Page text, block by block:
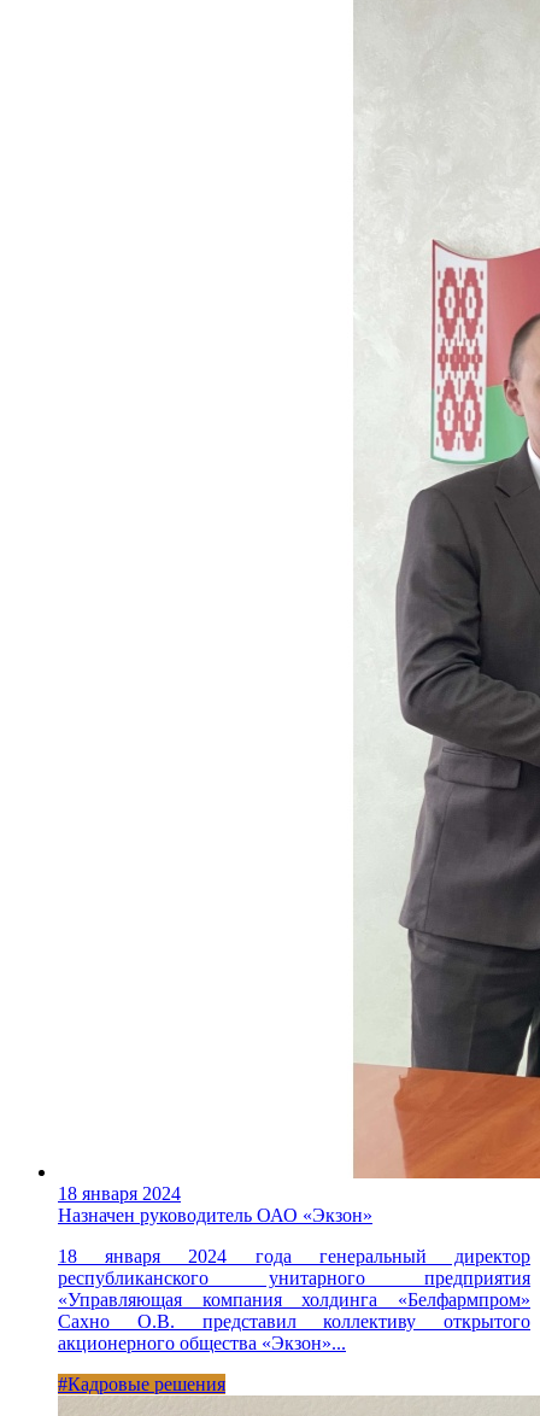
18 января 2024
Назначен руководитель ОАО «Экзон»
18 января 2024 года генеральный директор
республиканского унитарного предприятия
«Управляющая компания холдинга «Белфармпром»
Сахно О.В. представил коллективу открытого
акционерного общества «Экзон»...
#Кадровые решения